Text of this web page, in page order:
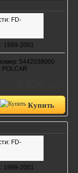
FD-
1999-2001
5442038000
POLCAR
Купить
FD-
1999-2001